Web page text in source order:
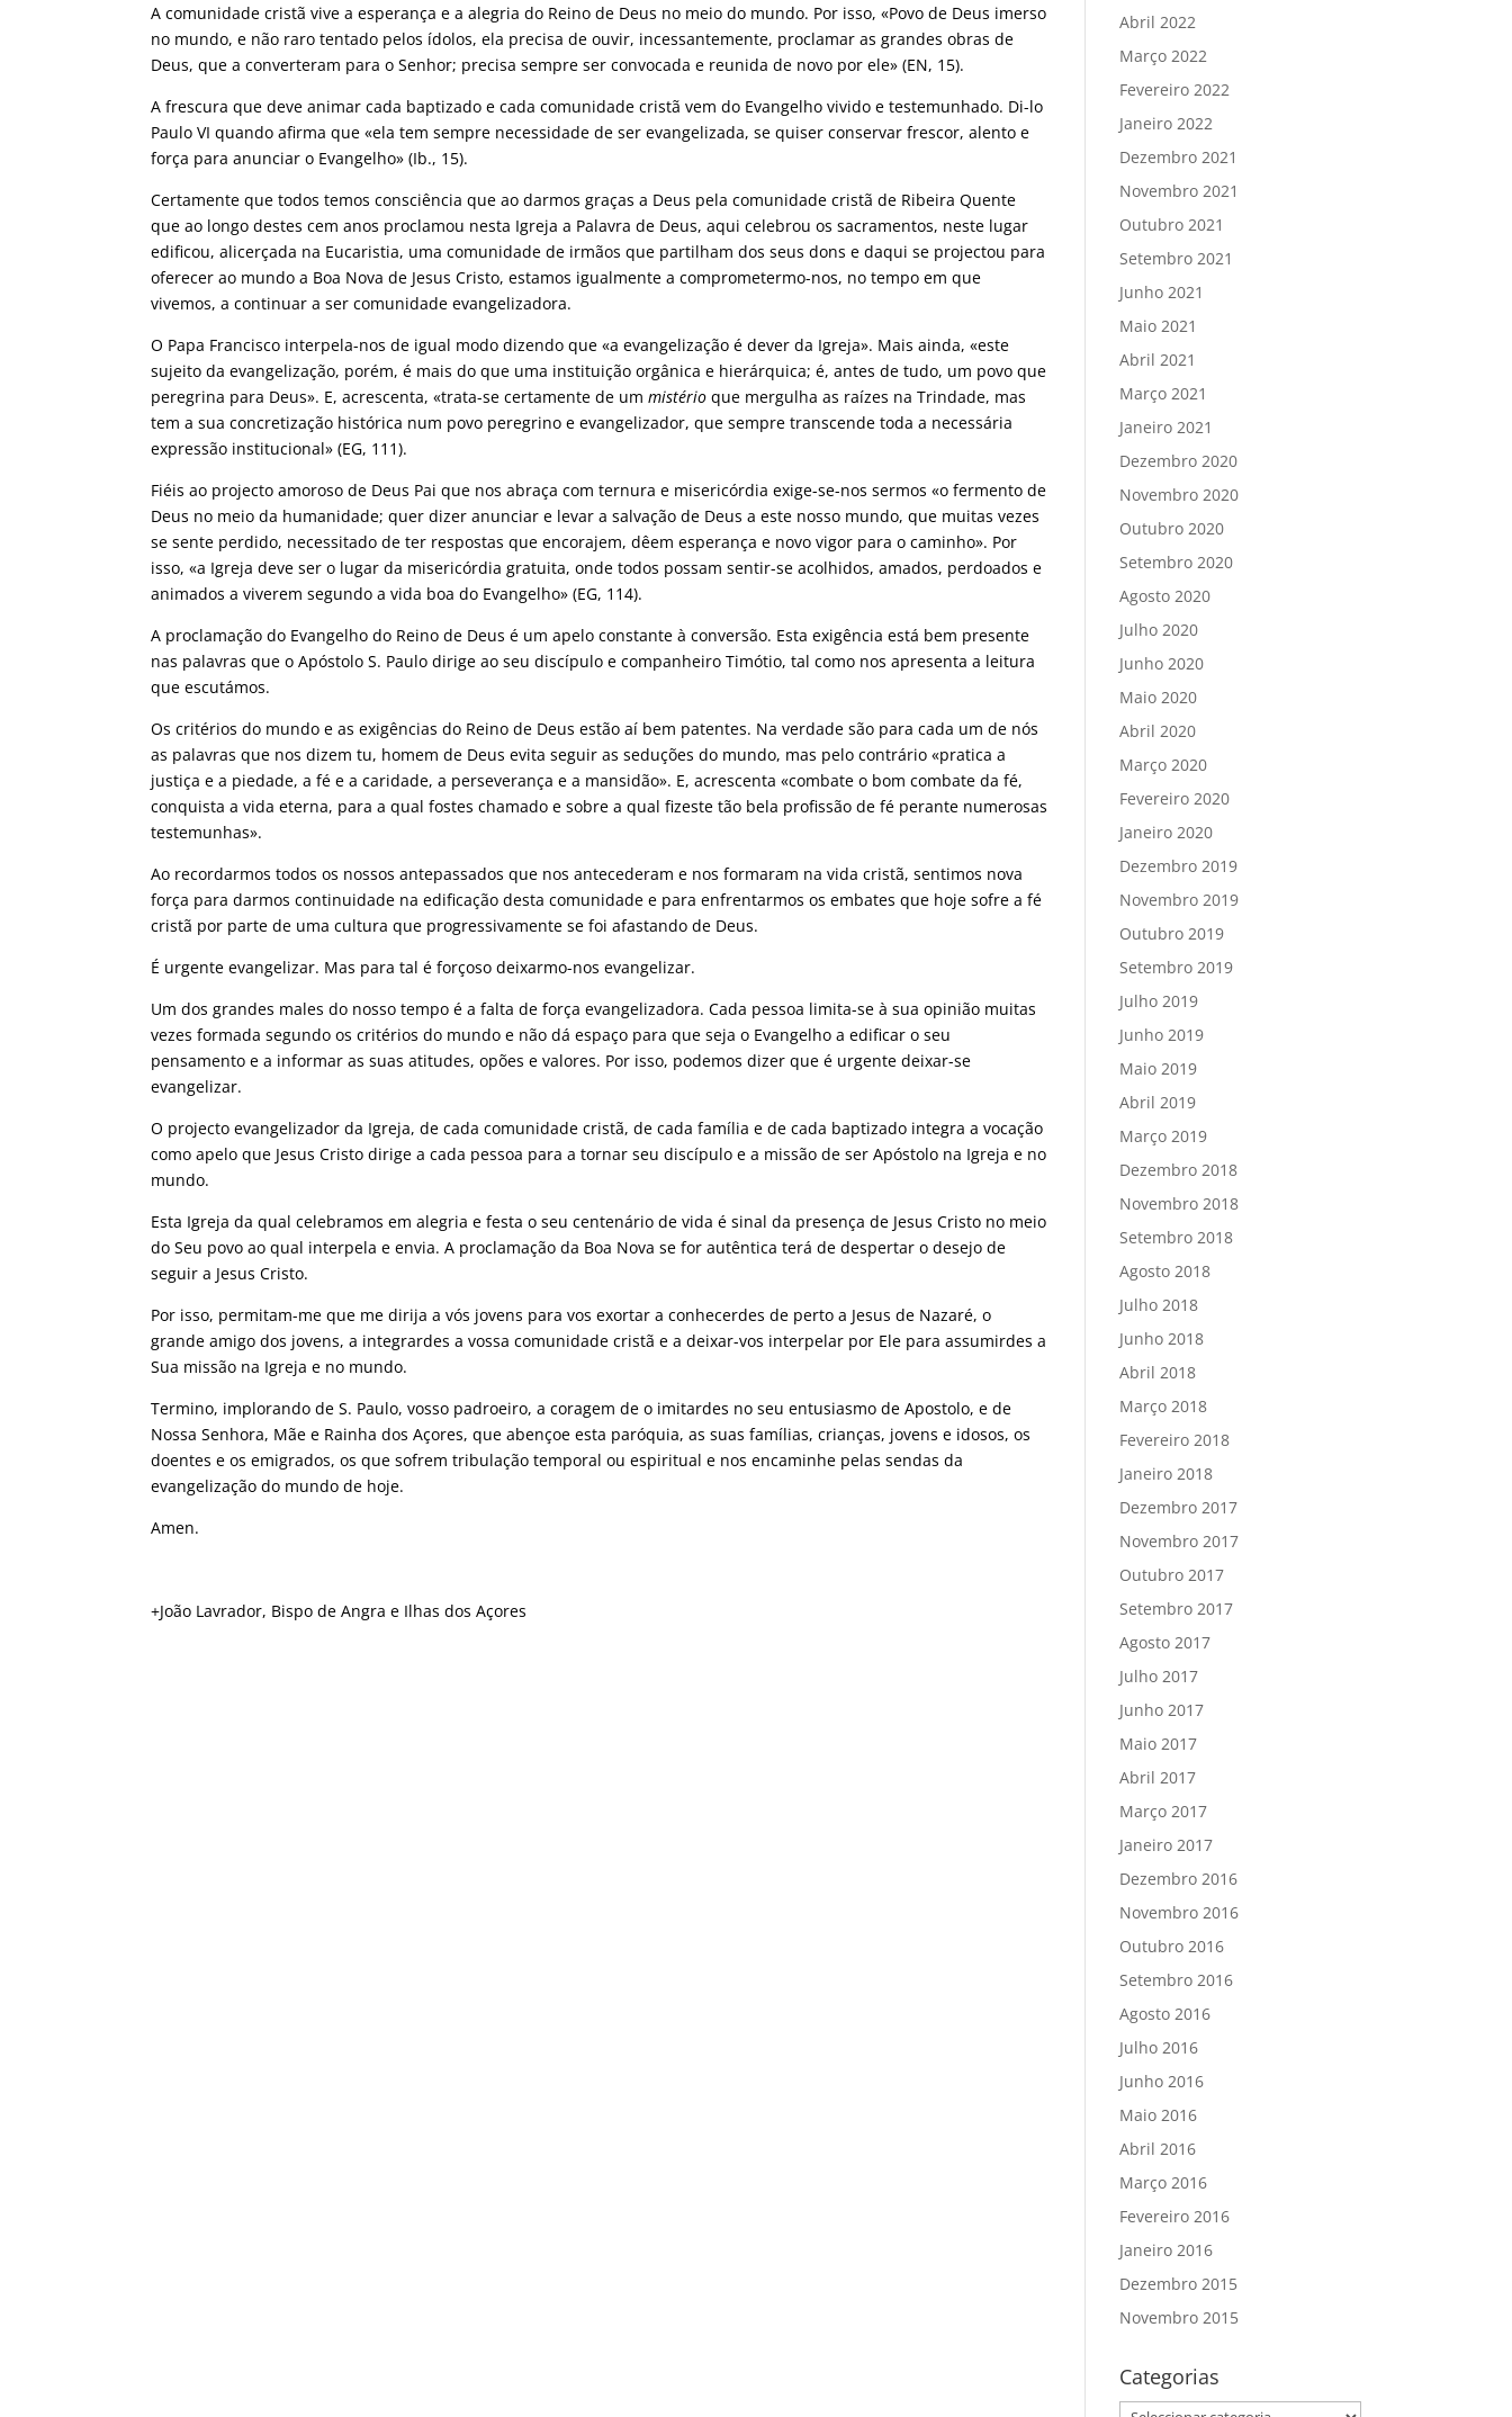
A comunidade cristã vive a esperança e a alegria do Reino de Deus no meio do mundo. Por isso, «Povo de Deus imerso
no mundo, e não raro tentado pelos ídolos, ela precisa de ouvir, incessantemente, proclamar as grandes obras de
Deus, que a converteram para o Senhor; precisa sempre ser convocada e reunida de novo por ele» (EN, 15).
A frescura que deve animar cada baptizado e cada comunidade cristã vem do Evangelho vivido e testemunhado. Di-lo
Paulo VI quando afirma que «ela tem sempre necessidade de ser evangelizada, se quiser conservar frescor, alento e
força para anunciar o Evangelho» (Ib., 15).
Certamente que todos temos consciência que ao darmos graças a Deus pela comunidade cristã de Ribeira Quente
que ao longo destes cem anos proclamou nesta Igreja a Palavra de Deus, aqui celebrou os sacramentos, neste lugar
edificou, alicerçada na Eucaristia, uma comunidade de irmãos que partilham dos seus dons e daqui se projectou para
oferecer ao mundo a Boa Nova de Jesus Cristo, estamos igualmente a comprometermo-nos, no tempo em que
vivemos, a continuar a ser comunidade evangelizadora.
O Papa Francisco interpela-nos de igual modo dizendo que «a evangelização é dever da Igreja». Mais ainda, «este
sujeito da evangelização, porém, é mais do que uma instituição orgânica e hierárquica; é, antes de tudo, um povo que
peregrina para Deus». E, acrescenta, «trata-se certamente de ummistério que mergulha as raízes na Trindade, mas
tem a sua concretização histórica num povo peregrino e evangelizador, que sempre transcende toda a necessária
expressão institucional» (EG, 111).
Fiéis ao projecto amoroso de Deus Pai que nos abraça com ternura e misericórdia exige-se-nos sermos «o fermento de
Deus no meio da humanidade; quer dizer anunciar e levar a salvação de Deus a este nosso mundo, que muitas vezes
se sente perdido, necessitado de ter respostas que encorajem, dêem esperança e novo vigor para o caminho». Por
isso, «a Igreja deve ser o lugar da misericórdia gratuita, onde todos possam sentir-se acolhidos, amados, perdoados e
animados a viverem segundo a vida boa do Evangelho» (EG, 114).
A proclamação do Evangelho do Reino de Deus é um apelo constante à conversão. Esta exigência está bem presente
nas palavras que o Apóstolo S. Paulo dirige ao seu discípulo e companheiro Timótio, tal como nos apresenta a leitura
que escutámos.
Os critérios do mundo e as exigências do Reino de Deus estão aí bem patentes. Na verdade são para cada um de nós
as palavras que nos dizem tu, homem de Deus evita seguir as seduções do mundo, mas pelo contrário «pratica a
justiça e a piedade, a fé e a caridade, a perseverança e a mansidão». E, acrescenta «combate o bom combate da fé,
conquista a vida eterna, para a qual fostes chamado e sobre a qual fizeste tão bela profissão de fé perante numerosas
testemunhas».
Ao recordarmos todos os nossos antepassados que nos antecederam e nos formaram na vida cristã, sentimos nova
força para darmos continuidade na edificação desta comunidade e para enfrentarmos os embates que hoje sofre a fé
cristã por parte de uma cultura que progressivamente se foi afastando de Deus.
É urgente evangelizar. Mas para tal é forçoso deixarmo-nos evangelizar.
Um dos grandes males do nosso tempo é a falta de força evangelizadora. Cada pessoa limita-se à sua opinião muitas
vezes formada segundo os critérios do mundo e não dá espaço para que seja o Evangelho a edificar o seu
pensamento e a informar as suas atitudes, opões e valores. Por isso, podemos dizer que é urgente deixar-se
evangelizar.
O projecto evangelizador da Igreja, de cada comunidade cristã, de cada família e de cada baptizado integra a vocação
como apelo que Jesus Cristo dirige a cada pessoa para a tornar seu discípulo e a missão de ser Apóstolo na Igreja e no
mundo.
Esta Igreja da qual celebramos em alegria e festa o seu centenário de vida é sinal da presença de Jesus Cristo no meio
do Seu povo ao qual interpela e envia. A proclamação da Boa Nova se for autêntica terá de despertar o desejo de
seguir a Jesus Cristo.
Por isso, permitam-me que me dirija a vós jovens para vos exortar a conhecerdes de perto a Jesus de Nazaré, o
grande amigo dos jovens, a integrardes a vossa comunidade cristã e a deixar-vos interpelar por Ele para assumirdes a
Sua missão na Igreja e no mundo.
Termino, implorando de S. Paulo, vosso padroeiro, a coragem de o imitardes no seu entusiasmo de Apostolo, e de
Nossa Senhora, Mãe e Rainha dos Açores, que abençoe esta paróquia, as suas famílias, crianças, jovens e idosos, os
doentes e os emigrados, os que sofrem tribulação temporal ou espiritual e nos encaminhe pelas sendas da
evangelização do mundo de hoje.
Amen.
+João Lavrador, Bispo de Angra e Ilhas dos Açores
Abril 2022
Março 2022
Fevereiro 2022
Janeiro 2022
Dezembro 2021
Novembro 2021
Outubro 2021
Setembro 2021
Junho 2021
Maio 2021
Abril 2021
Março 2021
Janeiro 2021
Dezembro 2020
Novembro 2020
Outubro 2020
Setembro 2020
Agosto 2020
Julho 2020
Junho 2020
Maio 2020
Abril 2020
Março 2020
Fevereiro 2020
Janeiro 2020
Dezembro 2019
Novembro 2019
Outubro 2019
Setembro 2019
Julho 2019
Junho 2019
Maio 2019
Abril 2019
Março 2019
Dezembro 2018
Novembro 2018
Setembro 2018
Agosto 2018
Julho 2018
Junho 2018
Abril 2018
Março 2018
Fevereiro 2018
Janeiro 2018
Dezembro 2017
Novembro 2017
Outubro 2017
Setembro 2017
Agosto 2017
Julho 2017
Junho 2017
Maio 2017
Abril 2017
Março 2017
Janeiro 2017
Dezembro 2016
Novembro 2016
Outubro 2016
Setembro 2016
Agosto 2016
Julho 2016
Junho 2016
Maio 2016
Abril 2016
Março 2016
Fevereiro 2016
Janeiro 2016
Dezembro 2015
Novembro 2015
Categorias